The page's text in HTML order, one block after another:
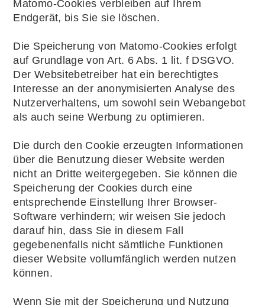
Matomo-Cookies verbleiben auf Ihrem
Endgerät, bis Sie sie löschen.
Die Speicherung von Matomo-Cookies erfolgt
auf Grundlage von Art. 6 Abs. 1 lit. f DSGVO.
Der Websitebetreiber hat ein berechtigtes
Interesse an der anonymisierten Analyse des
Nutzerverhaltens, um sowohl sein Webangebot
als auch seine Werbung zu optimieren.
Die durch den Cookie erzeugten Informationen
über die Benutzung dieser Website werden
nicht an Dritte weitergegeben. Sie können die
Speicherung der Cookies durch eine
entsprechende Einstellung Ihrer Browser-
Software verhindern; wir weisen Sie jedoch
darauf hin, dass Sie in diesem Fall
gegebenenfalls nicht sämtliche Funktionen
dieser Website vollumfänglich werden nutzen
können.
Wenn Sie mit der Speicherung und Nutzung